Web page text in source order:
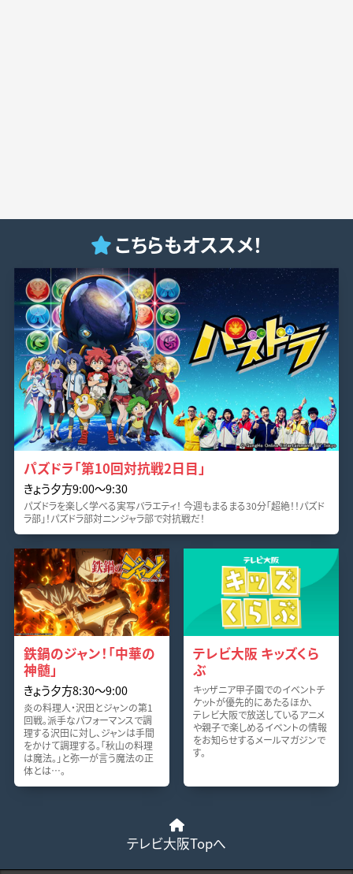
こちらもオススメ！
パズドラ「第10回対抗戦2日目」
きょう夕方9:00〜9:30
パズドラを楽しく学べる実写バラエティ！ 今週もまるまる30分「超絶！！パズド
ラ部」！パズドラ部対ニンジャラ部で対抗戦だ！
鉄鍋のジャン！「中華の
神髄」
きょう夕方8:30〜9:00
炎の料理人・沢田とジャンの第1
回戦。派手なパフォーマンスで調
理する沢田に対し、ジャンは手間
をかけて調理する。「秋山の料理
は魔法。」と弥一が言う魔法の正
体とは…。
テレビ大阪 キッズくら
ぶ
キッザニア甲子園でのイベントチ
ケットが優先的にあたるほか、
テレビ大阪で放送しているアニメ
や親子で楽しめるイベントの情報
をお知らせするメールマガジンで
す。
テレビ大阪Topへ